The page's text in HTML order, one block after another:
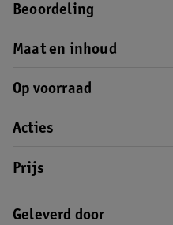
Beoordeling
Maat en inhoud
Op voorraad
Acties
Prijs
Geleverd door